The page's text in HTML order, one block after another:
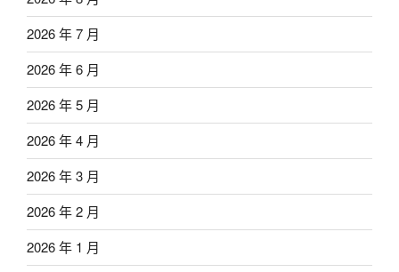
2026 年 7 月
2026 年 6 月
2026 年 5 月
2026 年 4 月
2026 年 3 月
2026 年 2 月
2026 年 1 月